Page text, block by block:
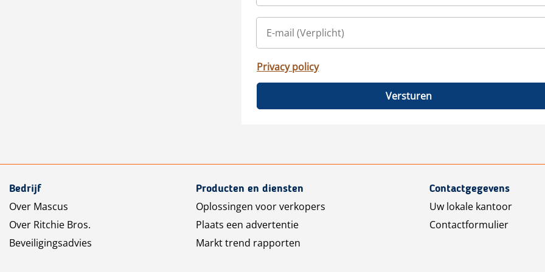
Privacy policy
Versturen
Bedrijf
Over Mascus
Over Ritchie Bros.
Beveiligingsadvies
Producten en diensten
Oplossingen voor verkopers
Plaats een advertentie
Markt trend rapporten
Contactgegevens
Uw lokale kantoor
Contactformulier